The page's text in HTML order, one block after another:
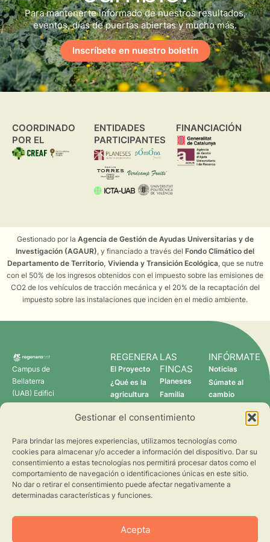
Gestionar el consentimiento
Para brindar las mejores experiencias, utilizamos tecnologías como
cookies para almacenar y/o acceder a información del dispositivo. Dar su
consentimiento a estas tecnologías nos permitirá procesar datos como el
comportamiento de navegación o identificaciones únicas en este sitio.
No dar o retirar el consentimiento puede afectar negativamente a
determinadas características y funciones.
Acepta
Para mantenerte informado de nuestros resultados,
eventos, días de puertas abiertas y mucho más.
Inscríbete en nuestro boletín
COORDINADO
POR EL
ENTIDADES
PARTICIPANTES
FINANCIACIÓN
Gestionado por la Agencia de Gestión de Ayudas Universitarias y de
Investigación (AGAUR), y financiado a través del Fondo Climático del
Departamento de Territorio, Vivienda y Transición Ecológica, que se nutre
con el 50% de los ingresos obtenidos con el impuesto sobre las emisiones de
CO2 de los vehículos de tracción mecánica y el 20% de la recaptación del
impuesto sobre las instalaciones que inciden en el medio ambiente.
Campus de
Bellaterra
(UAB) Edifici
C 08193
regenera@creaf.uab.cat
REGENERA
El Proyecto
¿Qué es la
agricultura
Quién somos
LAS
FINCAS
Planeses
Familia
Verdcamp
Pomona
Fruits
INFÓRMATE
Noticias
Súmate al
cambio